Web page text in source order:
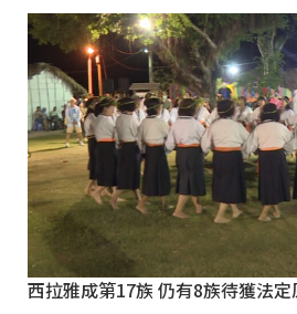
西拉雅成第17族 仍有8族待獲法